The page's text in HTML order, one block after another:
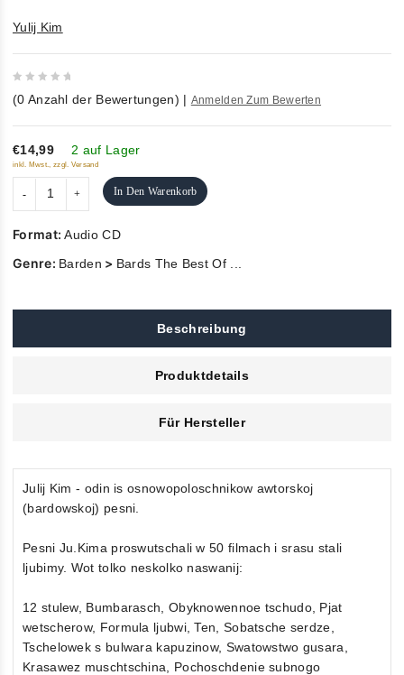
Yulij Kim
out
of
5
(0 Anzahl der Bewertungen) | Anmelden Zum Bewerten
€14,99 2 auf Lager
inkl. Mwst., zzgl. Versand
In Den Warenkorb
Format:Audio CD
Genre: Barden > Bards The Best Of ...
Beschreibung
Produktdetails
Für Hersteller
Julij Kim - odin is osnowopoloschnikow awtorskoj
(bardowskoj) pesni.
Pesni Ju.Kima proswutschali w 50 filmach i srasu stali
ljubimy. Wot tolko neskolko naswanij:
12 stulew, Bumbarasch, Obyknowennoe tschudo, Pjat
wetscherow, Formula ljubwi, Ten, Sobatsche serdze,
Tschelowek s bulwara kapuzinow, Swatowstwo gusara,
Krasawez muschtschina, Pochoschdenie subnogo